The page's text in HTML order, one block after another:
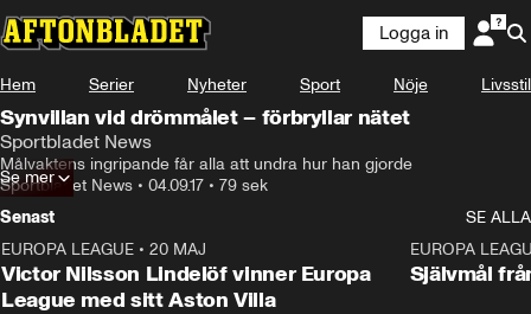
Logga in
Hem Serier Nyheter Sport Nöje Livsstil
Synvillan vid drömmålet – förbryllar nätet
Sportbladet News
Målvaktens ingripande får alla att undra hur han gjorde
Sportbladet News • 04.09.17 • 79 sek
Se mer
Senast
SE ALLA
EUROPA LEAGUE • 20 MAJ
Victor Nilsson Lindelöf vinner Europa
League med sitt Aston Villa
EUROPA
Självmål